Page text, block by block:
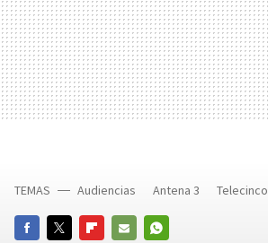
TEMAS Audiencias Antena 3 Telecinco